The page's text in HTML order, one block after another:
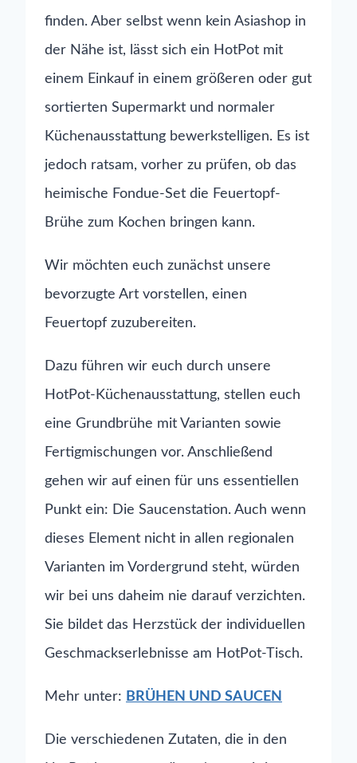
finden. Aber selbst wenn kein Asiashop in
der Nähe ist, lässt sich ein HotPot mit
einem Einkauf in einem größeren oder gut
sortierten Supermarkt und normaler
Küchenausstattung bewerkstelligen. Es ist
jedoch ratsam, vorher zu prüfen, ob das
heimische Fondue-Set die Feuertopf-
Brühe zum Kochen bringen kann.
Wir möchten euch zunächst unsere
bevorzugte Art vorstellen, einen
Feuertopf zuzubereiten.
Dazu führen wir euch durch unsere
HotPot-Küchenausstattung, stellen euch
eine Grundbrühe mit Varianten sowie
Fertigmischungen vor. Anschließend
gehen wir auf einen für uns essentiellen
Punkt ein: Die Saucenstation. Auch wenn
dieses Element nicht in allen regionalen
Varianten im Vordergrund steht, würden
wir bei uns daheim nie darauf verzichten.
Sie bildet das Herzstück der individuellen
Geschmackserlebnisse am HotPot-Tisch.
Mehr unter: BRÜHEN UND SAUCEN
Die verschiedenen Zutaten, die in den